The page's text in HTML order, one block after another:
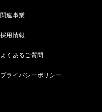
関連事業
採用情報
よくあるご質問
プライバシーポリシー